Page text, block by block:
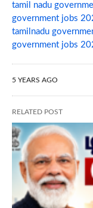
tamil nadu
government jobs
tamilnadu
government jobs
5 YEARS AGO
RELATED POST